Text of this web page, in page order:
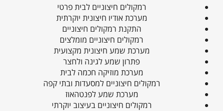
רמקולים חיצוניים לבית פרטי
מערכת אודיו חיצונית יוקרתית
התקנת רמקולים חיצוניים
רמקולים חיצוניים מומלצים
מערכת שמע חיצונית מקצועית
פתרון שמע לגינה ולחצר
מערכת מוזיקה חכמה לבית
רמקולים חיצוניים למסעדות ובתי קפה
מערכת שמע לפנטהאוז
רמקולים חיצוניים בעיצוב יוקרתי